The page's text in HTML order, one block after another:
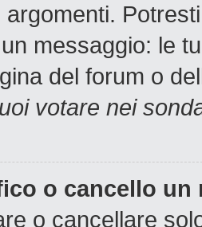
messaggio: le
del forum o
votare nei
o cancello un
o cancellare